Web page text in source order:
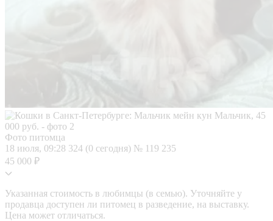
Фото питомца
18 июля, 09:28 324 (0 сегодня) № 119 235
45 000 ₽
Указанная стоимость в любимцы (в семью). Уточняйте у
продавца доступен ли питомец в разведение, на выставку.
Цена может отличаться.